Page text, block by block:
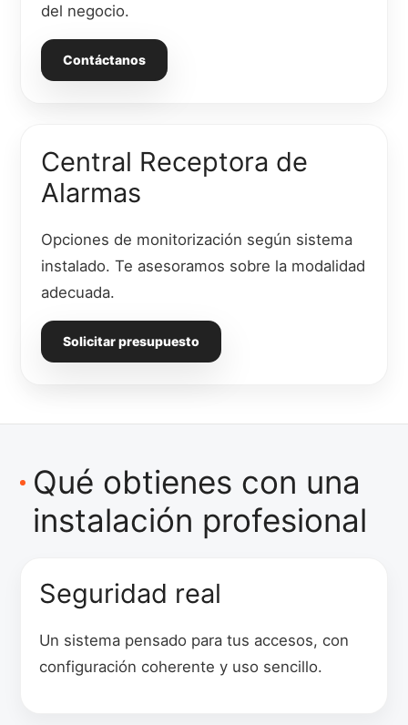
del negocio.
Contáctanos
Central Receptora de
Alarmas
Opciones de monitorización según sistema
instalado. Te asesoramos sobre la modalidad
adecuada.
Solicitar presupuesto
Qué obtienes con una
instalación profesional
Seguridad real
Un sistema pensado para tus accesos, con
configuración coherente y uso sencillo.